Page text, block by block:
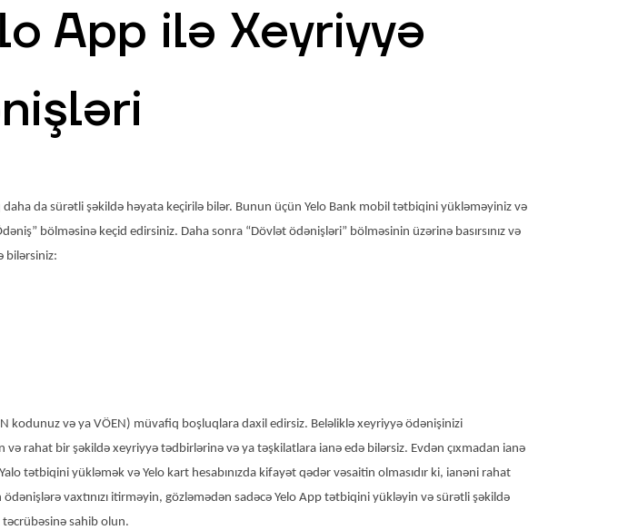
App ilə Xeyriyyə
da sürətli şəkildə həyata keçirilə bilər. Bunun üçün Yelo Bank mobil tətbiqini yükləməyiniz və
bölməsinə keçid edirsiniz. Daha sonra “Dövlət ödənişləri” bölməsinin üzərinə basırsınız və
bilərsiniz:
kodunuz və ya VÖEN) müvafiq boşluqlara daxil edirsiz. Beləliklə xeyriyyə ödənişinizi
və rahat bir şəkildə xeyriyyə tədbirlərinə və ya təşkilatlara ianə edə bilərsiz. Evdən çıxmadan ianə
tətbiqini yükləmək və Yelo kart hesabınızda kifayət qədər vəsaitin olmasıdır ki, ianəni rahat
vaxtınızı itirməyin, gözləmədən sadəcə Yelo App tətbiqini yükləyin və sürətli şəkildə
təcrübəsinə sahib olun.